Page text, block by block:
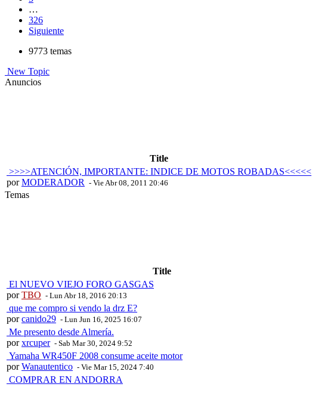
…
326
Siguiente
9773 temas
New Topic
Anuncios
Title
>>>>ATENCIÓN, IMPORTANTE: INDICE DE MOTOS ROBADAS<<<<<
porMODERADOR - Vie Abr 08, 2011 20:46
Temas
Title
El NUEVO VIEJO FORO GASGAS
porTBO - Lun Abr 18, 2016 20:13
que me compro si vendo la drz E?
porcanido29 - Lun Jun 16, 2025 16:07
Me presento desde Almería.
porxrcuper - Sab Mar 30, 2024 9:52
Yamaha WR450F 2008 consume aceite motor
porWanautentico - Vie Mar 15, 2024 7:40
COMPRAR EN ANDORRA